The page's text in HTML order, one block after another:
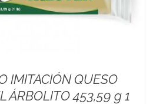
IMITACIÓN QUESO
ÁRBOLITO 453,59 g 1